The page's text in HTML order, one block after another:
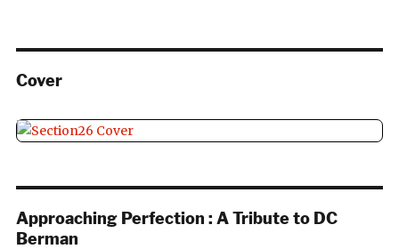
Cover
Approaching Perfection : A Tribute to DC
Berman